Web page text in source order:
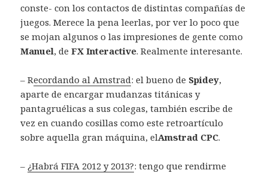
conste- con los contactos de distintas compañías de
juegos. Merece la pena leerlas, por ver lo poco que
se mojan algunos o las impresiones de gente como
Manuel, deFX Interactive. Realmente interesante.
– Recordando al Amstrad: el bueno de Spidey,
aparte de encargar mudanzas titánicas y
pantagruélicas a sus colegas, también escribe de
vez en cuando cosillas como este retroartículo
sobre aquella gran máquina, elAmstrad CPC.
– ¿Habrá FIFA 2012 y 2013?: tengo que rendirme